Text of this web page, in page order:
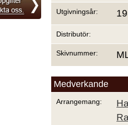
Utgivningsår:
Distributör:
Skivnummer:
Medverkande
Arrangemang: